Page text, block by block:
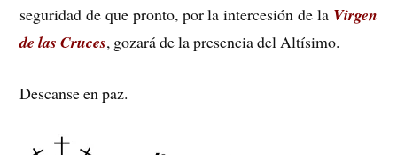
seguridad de que pronto, por la intercesión de la Virgen
de las Cruces, gozará de la presencia del Altísimo.
Descanse en paz.